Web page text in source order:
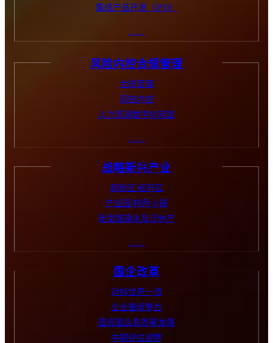
集成产品开发（IPD）
风险内控合规管理
合规管理
风控内控
人力资源数字化转型
战略新兴产业
高新区/经开区
产业园/特色小镇
新型城镇化及泛地产
国企改革
对标世界一流
企业重组整合
国资国企高质量发展
中期评估调整